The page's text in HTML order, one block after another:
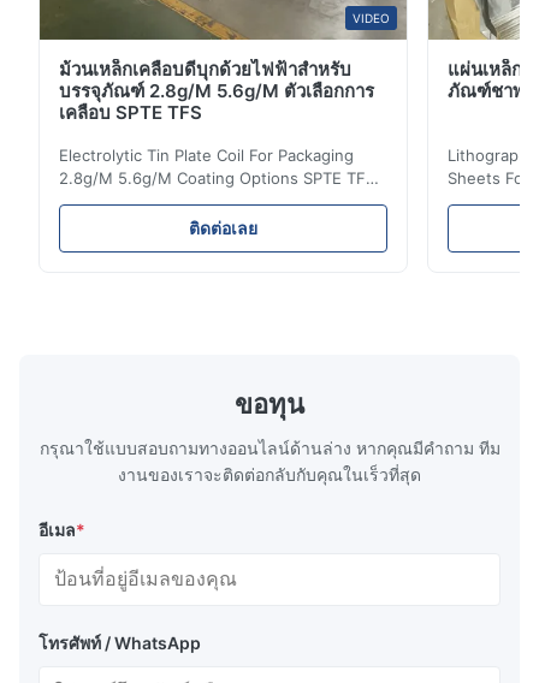
VIDEO
ม้วนเหล็กเคลือบดีบุกด้วยไฟฟ้าสำหรับ
บรรจุภัณฑ์ 2.8g/M 5.6g/M ตัวเลือกการ
เคลือบ SPTE TFS
Electrolytic Tin Plate Coil For Packaging
2.8g/M 5.6g/M Coating Options SPTE TFS
Electrolytic Tin Plate Coil for Packaging -
2.8/2.8 & 5.6/5.6g/m Coating Options SPTE
TFS Electrolytic Tin Plate (ETP) represents
ติดต่อเลย
แผ่นเหล็ก
ภัณฑ์ชาพรี
Sheets For
929mm
packaging
ขอทุน
กรุณาใช้แบบสอบถามทางออนไลน์ด้านล่าง หากคุณมีคําถาม ทีม
งานของเราจะติดต่อกลับกับคุณในเร็วที่สุด
อีเมล*
โทรศัพท์ / WhatsApp